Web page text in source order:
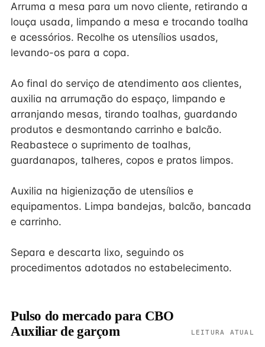
Arruma a mesa para um novo cliente, retirando a
louça usada, limpando a mesa e trocando toalha
e acessórios. Recolhe os utensílios usados,
levando-os para a copa.
Ao final do serviço de atendimento aos clientes,
auxilia na arrumação do espaço, limpando e
arranjando mesas, tirando toalhas, guardando
produtos e desmontando carrinho e balcão.
Reabastece o suprimento de toalhas,
guardanapos, talheres, copos e pratos limpos.
Auxilia na higienização de utensílios e
equipamentos. Limpa bandejas, balcão, bancada
e carrinho.
Separa e descarta lixo, seguindo os
procedimentos adotados no estabelecimento.
Pulso do mercado para CBO
Auxiliar de garçom
LEITURA ATUAL